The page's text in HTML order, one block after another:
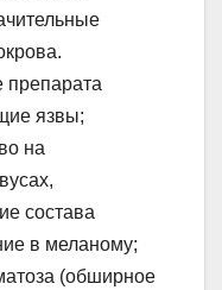
препарата
язвы;
на
состава
в меланому;
(обширное